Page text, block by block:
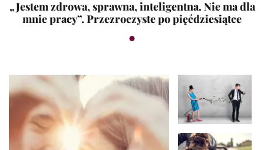
„Jestem zdrowa, sprawna, inteligentna. Nie ma dla
mnie pracy”. Przezroczyste po pięćdziesiątce